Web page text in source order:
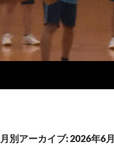
月別アーカイブ: 2026年6月